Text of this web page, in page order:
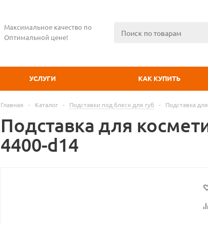
Максимальное качество по
Оптимальной цене!
УСЛУГИ КАК КУПИТЬ
Главная - Каталог - Подставки под блеск для губ - Подставка
Подставка для
4400-d14